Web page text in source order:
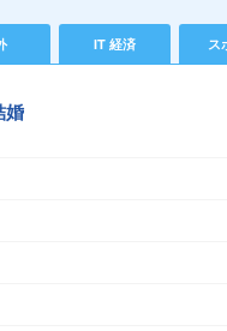
IT 経済 ス
婚